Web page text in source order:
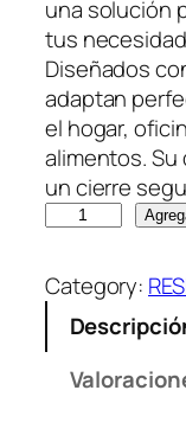
una solución
tus
Diseñados
adaptan
el hogar,
alimentos.
un cierre
t
e
Category: